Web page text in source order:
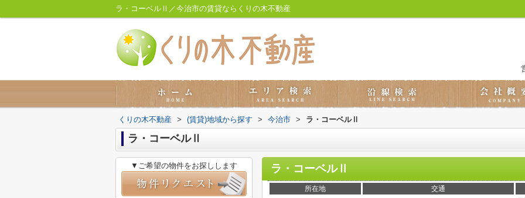
ラ・コーベルⅡ／今治市の賃貸ならくりの木不動産
くりの木不動産 > (賃貸)地域から探す > 今治市 > ラ・コーベルⅡ
ラ・コーベルⅡ
ラ・コーベルⅡ
所在地 交通
▼ご希望の物件をお探しします